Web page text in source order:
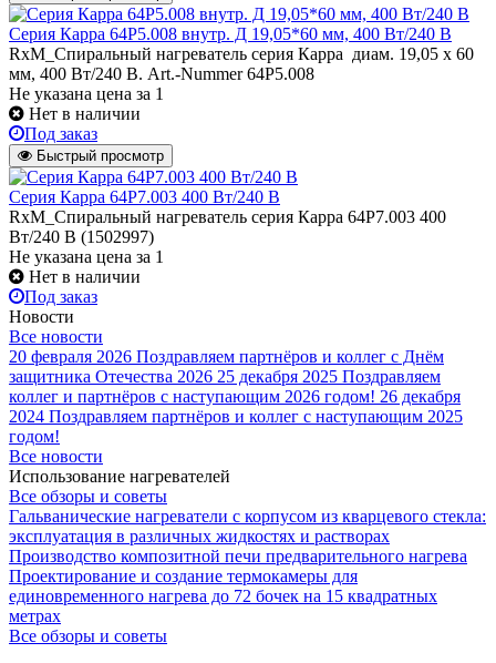
Серия Карра 64Р5.008 внутр. Д 19,05*60 мм, 400 Вт/240 В
RxM_Спиральный нагреватель серия Карра диам. 19,05 х 60
мм, 400 Вт/240 В. Art.-Nummer 64Р5.008
Не указана цена за 1
Нет в наличии
Под заказ
Быстрый просмотр
Серия Карра 64Р7.003 400 Вт/240 В
RxM_Спиральный нагреватель серия Карра 64Р7.003 400
Вт/240 В (1502997)
Не указана цена за 1
Нет в наличии
Под заказ
Новости
Все новости
20 февраля 2026 Поздравляем партнёров и коллег с Днём
защитника Отечества 2026 25 декабря 2025 Поздравляем
коллег и партнёров с наступающим 2026 годом! 26 декабря
2024 Поздравляем партнёров и коллег с наступающим 2025
годом!
Все новости
Использование нагревателей
Все обзоры и советы
Гальванические нагреватели с корпусом из кварцевого стекла:
эксплуатация в различных жидкостях и растворах
Производство композитной печи предварительного нагрева
Проектирование и создание термокамеры для
единовременного нагрева до 72 бочек на 15 квадратных
метрах
Все обзоры и советы